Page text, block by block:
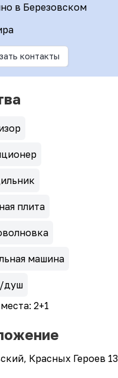
в Березовском
контакты
плита
машина
душ
2+1
Красных Героев 13